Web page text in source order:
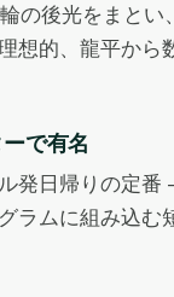
の後光をまと
想的、龍平か
で有名
発日帰りの定
ラムに組み込